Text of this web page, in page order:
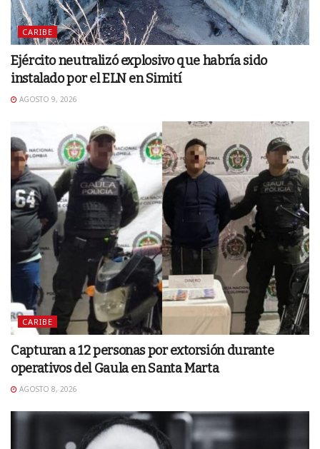
CARIBE
Ejército neutralizó explosivo que habría sido
instalado por el ELN en Simití
AGOSTO 9, 2026
CARIBE
Capturan a 12 personas por extorsión durante
operativos del Gaula en Santa Marta
AGOSTO 8, 2026